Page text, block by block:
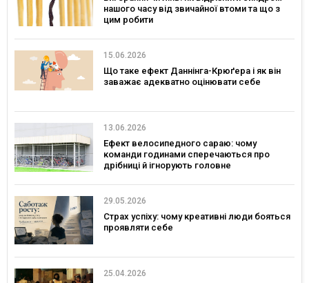
нашого часу від звичайної втоми та що з
цим робити
15.06.2026
Що таке ефект Даннінга-Крюґера і як він
заважає адекватно оцінювати себе
13.06.2026
Ефект велосипедного сараю: чому
команди годинами сперечаються про
дрібниці й ігнорують головне
29.05.2026
Страх успіху: чому креативні люди бояться
проявляти себе
25.04.2026